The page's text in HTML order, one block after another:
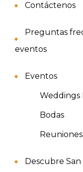
Contáctenos
Preguntas
eventos
Eventos
Weddings
Bodas
Reuniones
Descubre San